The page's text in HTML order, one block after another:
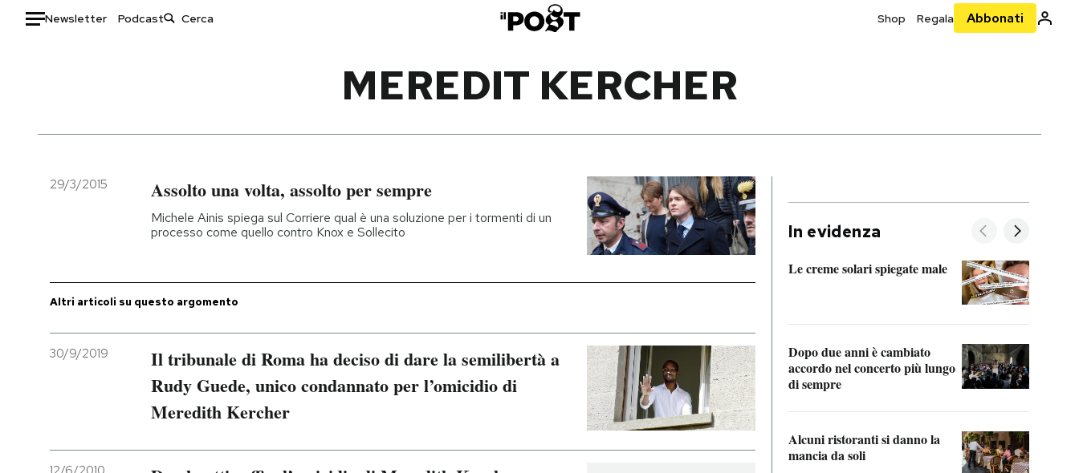
Newsletter Podcast Shop Regala Abbonati
Italia
Politica
Economia
Moda
Ok Boomer!
Altrecose
MEREDIT KERCHER
29/3/2015 Assolto una volta, assolto per sempre
Michele Ainis spiega sul Corriere qual è una soluzione per i tormenti di un
processo come quello contro Knox e Sollecito
Altri articoli su questo argomento
30/9/2019
Il tribunale di Roma ha deciso di dare la semilibertà a
Rudy Guede, unico condannato per l’omicidio di
Meredith Kercher
In evidenza
Le creme solari spiegate male
Dopo due anni è cambiato
accordo nel concerto più lungo
di sempre
Alcuni ristoranti si danno la
mancia da soli